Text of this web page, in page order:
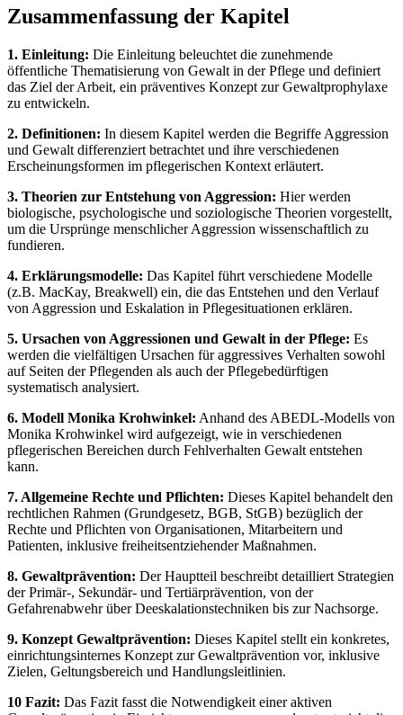
Zusammenfassung der Kapitel
1. Einleitung: Die Einleitung beleuchtet die zunehmende
öffentliche Thematisierung von Gewalt in der Pflege und definiert
das Ziel der Arbeit, ein präventives Konzept zur Gewaltprophylaxe
zu entwickeln.
2. Definitionen: In diesem Kapitel werden die Begriffe Aggression
und Gewalt differenziert betrachtet und ihre verschiedenen
Erscheinungsformen im pflegerischen Kontext erläutert.
3. Theorien zur Entstehung von Aggression: Hier werden
biologische, psychologische und soziologische Theorien vorgestellt,
um die Ursprünge menschlicher Aggression wissenschaftlich zu
fundieren.
4. Erklärungsmodelle: Das Kapitel führt verschiedene Modelle
(z.B. MacKay, Breakwell) ein, die das Entstehen und den Verlauf
von Aggression und Eskalation in Pflegesituationen erklären.
5. Ursachen von Aggressionen und Gewalt in der Pflege: Es
werden die vielfältigen Ursachen für aggressives Verhalten sowohl
auf Seiten der Pflegenden als auch der Pflegebedürftigen
systematisch analysiert.
6. Modell Monika Krohwinkel: Anhand des ABEDL-Modells von
Monika Krohwinkel wird aufgezeigt, wie in verschiedenen
pflegerischen Bereichen durch Fehlverhalten Gewalt entstehen
kann.
7. Allgemeine Rechte und Pflichten: Dieses Kapitel behandelt den
rechtlichen Rahmen (Grundgesetz, BGB, StGB) bezüglich der
Rechte und Pflichten von Organisationen, Mitarbeitern und
Patienten, inklusive freiheitsentziehender Maßnahmen.
8. Gewaltprävention: Der Hauptteil beschreibt detailliert Strategien
der Primär-, Sekundär- und Tertiärprävention, von der
Gefahrenabwehr über Deeskalationstechniken bis zur Nachsorge.
9. Konzept Gewaltprävention: Dieses Kapitel stellt ein konkretes,
einrichtungsinternes Konzept zur Gewaltprävention vor, inklusive
Zielen, Geltungsbereich und Handlungsleitlinien.
10 Fazit: Das Fazit fasst die Notwendigkeit einer aktiven